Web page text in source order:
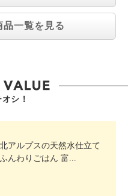
品一覧を見る
シ！
北アルプスの天然水仕立て
ふんわりごはん 富...